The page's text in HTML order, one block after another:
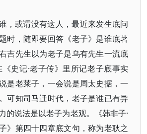
，或谓没有这人，最近来发生底问
时，随即要回答《老子》是谁底著
吉先生以为老子是乌有先生一流底
史记·老子传》里所记老子底事实
是老莱子，一会说是周太史据，一
可知司马迁时代，老子是谁已有异
的说法是以老子为老观。《韩非子·
》第四十四章底文句，称为老耿之